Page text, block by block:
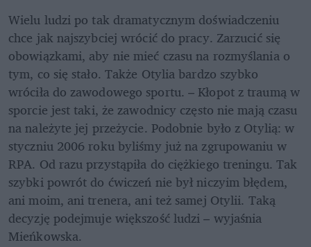
Wielu ludzi po tak dramatycznym doświadczeniu
chce jak najszybciej wrócić do pracy. Zarzucić się
obowiązkami, aby nie mieć czasu na rozmyślania o
tym, co się stało. Także Otylia bardzo szybko
wróciła do zawodowego sportu. – Kłopot z traumą w
sporcie jest taki, że zawodnicy często nie mają czasu
na należyte jej przeżycie. Podobnie było z Otylią: w
styczniu 2006 roku byliśmy już na zgrupowaniu w
RPA. Od razu przystąpiła do ciężkiego treningu. Tak
szybki powrót do ćwiczeń nie był niczyim błędem,
ani moim, ani trenera, ani też samej Otylii. Taką
decyzję podejmuje większość ludzi – wyjaśnia
Mieńkowska.